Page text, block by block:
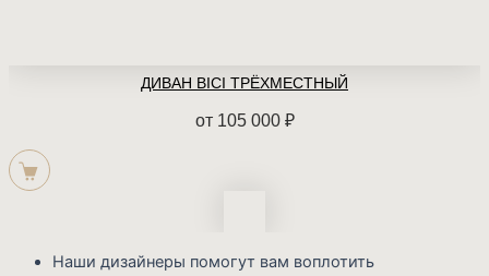
ДИВАН BICI ТРЁХМЕСТНЫЙ
от 105 000 ₽
Наши дизайнеры помогут вам воплотить